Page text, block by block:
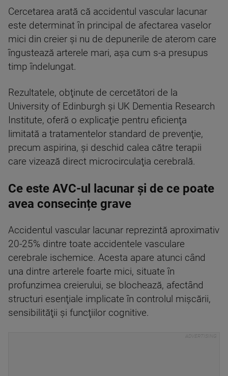
Cercetarea arată că accidentul vascular lacunar
este determinat în principal de afectarea vaselor
mici din creier şi nu de depunerile de aterom care
îngustează arterele mari, aşa cum s-a presupus
timp îndelungat.
Rezultatele, obţinute de cercetători de la
University of Edinburgh şi UK Dementia Research
Institute, oferă o explicaţie pentru eficienţa
limitată a tratamentelor standard de prevenţie,
precum aspirina, şi deschid calea către terapii
care vizează direct microcirculaţia cerebrală.
Ce este AVC-ul lacunar și de ce poate
avea consecințe grave
Accidentul vascular lacunar reprezintă aproximativ
20-25% dintre toate accidentele vasculare
cerebrale ischemice. Acesta apare atunci când
una dintre arterele foarte mici, situate în
profunzimea creierului, se blochează, afectând
structuri esenţiale implicate în controlul mişcării,
sensibilităţii şi funcţiilor cognitive.